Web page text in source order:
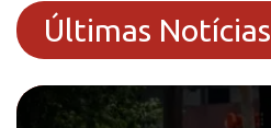
Últimas Notícias